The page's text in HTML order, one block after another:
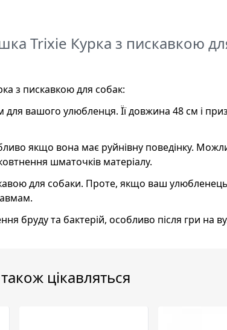
Trixie Курка з пискавкою
з пискавкою для собак:
вашого улюбленця. Її довжина 48 см і
якщо вона має руйнівну поведінку.
шматочків матеріалу.
для собаки. Проте, якщо ваш улюбленець
бруду та бактерій, особливо після гри на
цікавляться